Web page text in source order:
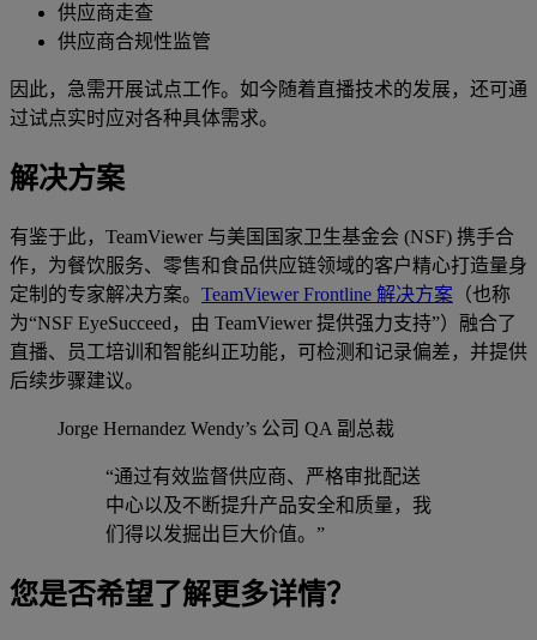
供应商走查
供应商合规性监管
因此，急需开展试点工作。如今随着直播技术的发展，还可通
过试点实时应对各种具体需求。
解决方案
有鉴于此，TeamViewer 与美国国家卫生基金会 (NSF) 携手合
作，为餐饮服务、零售和食品供应链领域的客户精心打造量身
定制的专家解决方案。 TeamViewer Frontline 解决方案 （也称
为“NSF EyeSucceed，由 TeamViewer 提供强力支持”）融合了
直播、员工培训和智能纠正功能，可检测和记录偏差，并提供
后续步骤建议。
Jorge Hernandez Wendy’s 公司 QA 副总裁
“通过有效监督供应商、严格审批配送
中心以及不断提升产品安全和质量，我
们得以发掘出巨大价值。”
您是否希望了解更多详情？